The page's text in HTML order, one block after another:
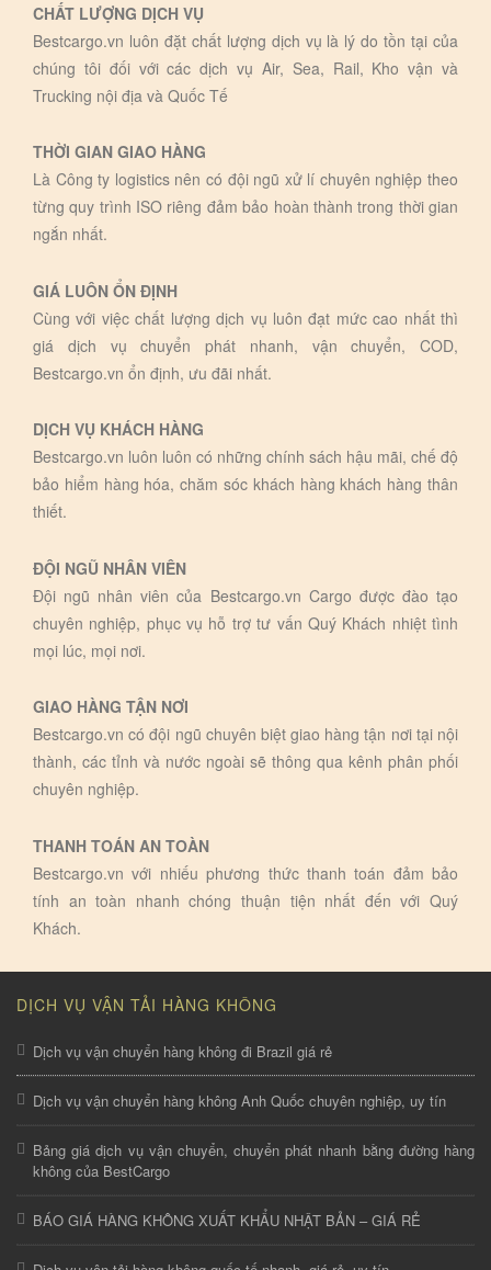
CHẤT LƯỢNG DỊCH VỤ
Bestcargo.vn luôn đặt chất lượng dịch vụ là lý do tồn tại của
chúng tôi đối với các dịch vụ Air, Sea, Rail, Kho vận và
Trucking nội địa và Quốc Tế
THỜI GIAN GIAO HÀNG
Là Công ty logistics nên có đội ngũ xử lí chuyên nghiệp theo
từng quy trình ISO riêng đảm bảo hoàn thành trong thời gian
ngắn nhất.
GIÁ LUÔN ỔN ĐỊNH
Cùng với việc chất lượng dịch vụ luôn đạt mức cao nhất thì
giá dịch vụ chuyển phát nhanh, vận chuyển, COD,
Bestcargo.vn ổn định, ưu đãi nhất.
DỊCH VỤ KHÁCH HÀNG
Bestcargo.vn luôn luôn có những chính sách hậu mãi, chế độ
bảo hiểm hàng hóa, chăm sóc khách hàng khách hàng thân
thiết.
ĐỘI NGŨ NHÂN VIÊN
Đội ngũ nhân viên của Bestcargo.vn Cargo được đào tạo
chuyên nghiệp, phục vụ hỗ trợ tư vấn Quý Khách nhiệt tình
mọi lúc, mọi nơi.
GIAO HÀNG TẬN NƠI
Bestcargo.vn có đội ngũ chuyên biệt giao hàng tận nơi tại nội
thành, các tỉnh và nước ngoài sẽ thông qua kênh phân phối
chuyên nghiệp.
THANH TOÁN AN TOÀN
Bestcargo.vn với nhiếu phương thức thanh toán đảm bảo
tính an toàn nhanh chóng thuận tiện nhất đến với Quý
Khách.
DỊCH VỤ VẬN TẢI HÀNG KHÔNG
Dịch vụ vận chuyển hàng không đi Brazil giá rẻ
Dịch vụ vận chuyển hàng không Anh Quốc chuyên nghiệp, uy tín
Bảng giá dịch vụ vận chuyển, chuyển phát nhanh bằng đường hàng
không của BestCargo
BÁO GIÁ HÀNG KHÔNG XUẤT KHẨU NHẬT BẢN – GIÁ RẺ